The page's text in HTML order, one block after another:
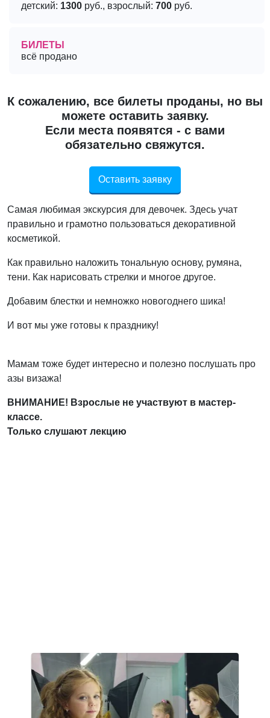
детский: 1300 руб., взрослый: 700 руб.
БИЛЕТЫ
всё продано
К сожалению, все билеты проданы, но вы
можете оставить заявку.
Если места появятся - с вами
обязательно свяжутся.
Оставить заявку
Самая любимая экскурсия для девочек. Здесь учат
правильно и грамотно пользоваться декоративной
косметикой.
Как правильно наложить тональную основу, румяна,
тени. Как нарисовать стрелки и многое другое.
Добавим блестки и немножко новогоднего шика!
И вот мы уже готовы к празднику!
Мамам тоже будет интересно и полезно послушать про
азы визажа!
ВНИМАНИЕ! Взрослые не участвуют в мастер-
классе.
Только слушают лекцию